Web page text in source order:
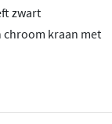
zwart
chroom kraan met